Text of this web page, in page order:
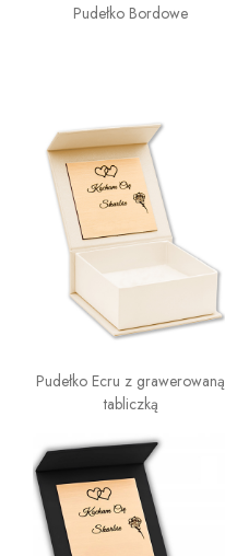
Pudełko Bordowe
Pudełko Ecru z grawerowaną
tabliczką